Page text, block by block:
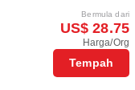
Bermula dari
US$ 28.75
Harga/Org
Tempah